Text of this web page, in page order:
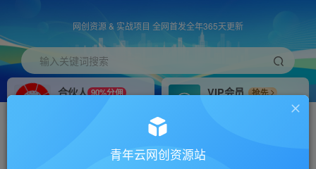
网创资源 & 实战项目 全网首发全年365天更新
输入关键词搜索
合伙人 90%分佣
VIP会员
抢先
搭建同款网站，自己当老板
青年云网创资源站